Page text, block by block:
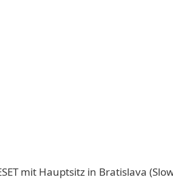
mit Hauptsitz in Bratislava